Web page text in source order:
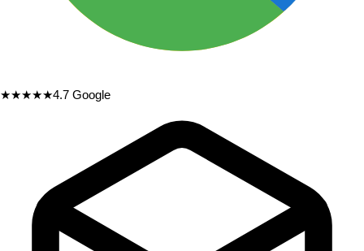
★★★★★4.7 Google